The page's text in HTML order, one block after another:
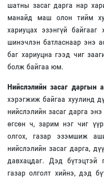
шатны засаг дарга нар
манайд маш олон тийм
хариуцах эзэнгүй
шинэчлэн батласнаар энэ
баг хариуцна гээд чиг
болж байгаа юм.
Нийслэлийн засаг даргын
хэрэгжиж байгаа хуулинд
нийслэлийн засаг дарга
өгсөн ч, зарим нэг чиг
олгох, газар эзэмшиж
нийслэлийн засаг дарга,
давхацдаг. Дэд бүтэцтэй
газар олголт хийнэ, дэд